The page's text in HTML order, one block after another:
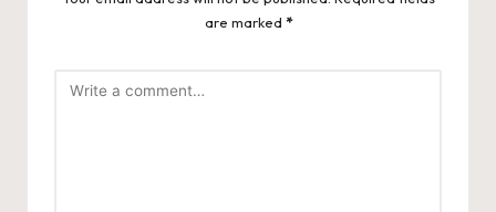
are marked *